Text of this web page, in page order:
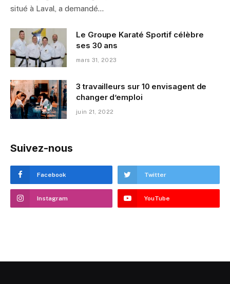
situé à Laval, a demandé…
Le Groupe Karaté Sportif célèbre
ses 30 ans
mars 31, 2023
3 travailleurs sur 10 envisagent de
changer d’emploi
juin 21, 2022
Suivez-nous
Facebook Twitter
Instagram YouTube